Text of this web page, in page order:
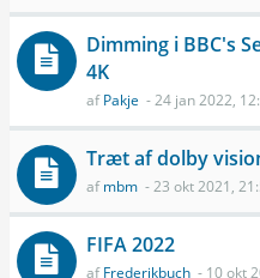
Dimming i BBC's
4K
afPakje - 24 jan 2022,
Træt af dolby
afmbm - 23 okt 2021,
FIFA 2022
afFrederikbuch - 10 okt